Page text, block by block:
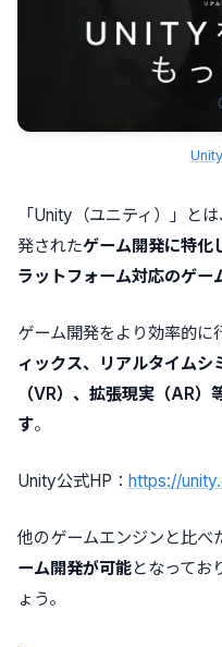
「Unity（ユニティ）」と
発されたゲーム開発に特化
ラットフォーム対応のゲー
ゲーム開発をより効率的に
ィックス、リアルタイムシ
（VR）、拡張現実（AR
す。
Unity公式HP： https://
他のゲームエンジンと比べ
ーム開発が可能となってお
ょう。